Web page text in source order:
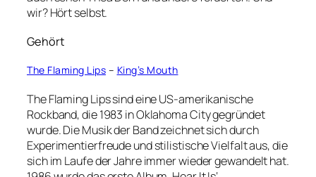
wir? Hört selbst.
Gehört
The Flaming Lips – King’s Mouth
The Flaming Lips sind eine US-amerikanische
Rockband, die 1983 in Oklahoma City gegründet
wurde. Die Musik der Band zeichnet sich durch
Experimentierfreude und stilistische Vielfalt aus, die
sich im Laufe der Jahre immer wieder gewandelt hat.